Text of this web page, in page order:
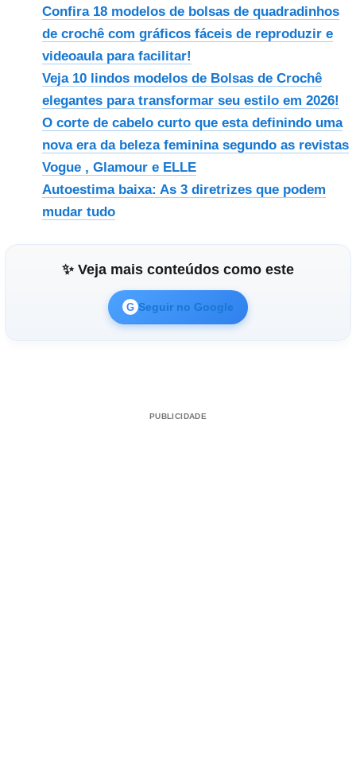
Confira 18 modelos de bolsas de quadradinhos
de crochê com gráficos fáceis de reproduzir e
videoaula para facilitar!
Veja 10 lindos modelos de Bolsas de Crochê
elegantes para transformar seu estilo em 2026!
O corte de cabelo curto que esta definindo uma
nova era da beleza feminina segundo as revistas
Vogue , Glamour e ELLE
Autoestima baixa: As 3 diretrizes que podem
mudar tudo
✨ Veja mais conteúdos como este
G Seguir no Google
PUBLICIDADE